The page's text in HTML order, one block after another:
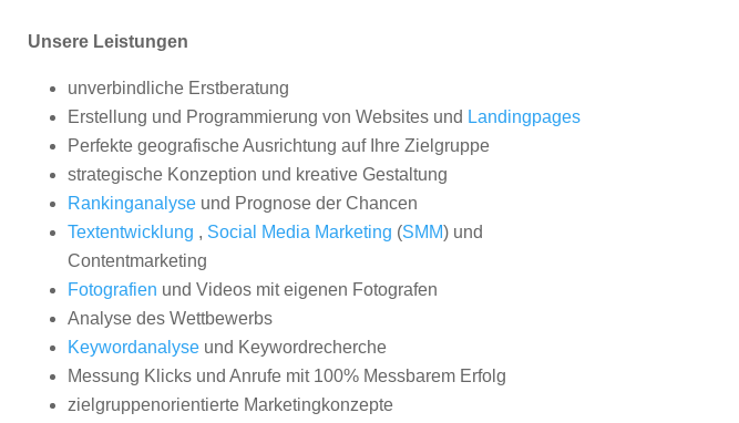
Unsere Leistungen
unverbindliche Erstberatung
Erstellung und Programmierung von Websites und Landingpages
Perfekte geografische Ausrichtung auf Ihre Zielgruppe
strategische Konzeption und kreative Gestaltung
Rankinganalyseund Prognose der Chancen
Textentwicklung , Social Media Marketing (SMM) und
Contentmarketing
Fotografien und Videos mit eigenen Fotografen
Analyse des Wettbewerbs
Keywordanalyseund Keywordrecherche
Messung Klicks und Anrufe mit 100% Messbarem Erfolg
zielgruppenorientierte Marketingkonzepte